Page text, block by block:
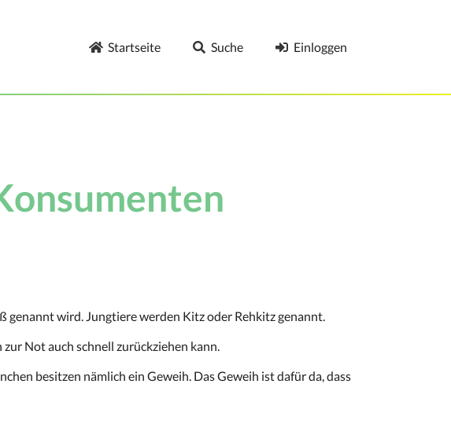
Startseite Suche Einloggen
genannt wird. Jungtiere werden Kitz oder Rehkitz genannt.
Not auch schnell zurückziehen kann.
besitzen nämlich ein Geweih. Das Geweih ist dafür da, dass